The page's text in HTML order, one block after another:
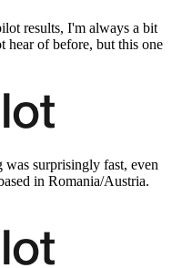
results, I'm always a bit
hear of before, but this one
surprisingly fast, even
in Romania/Austria.